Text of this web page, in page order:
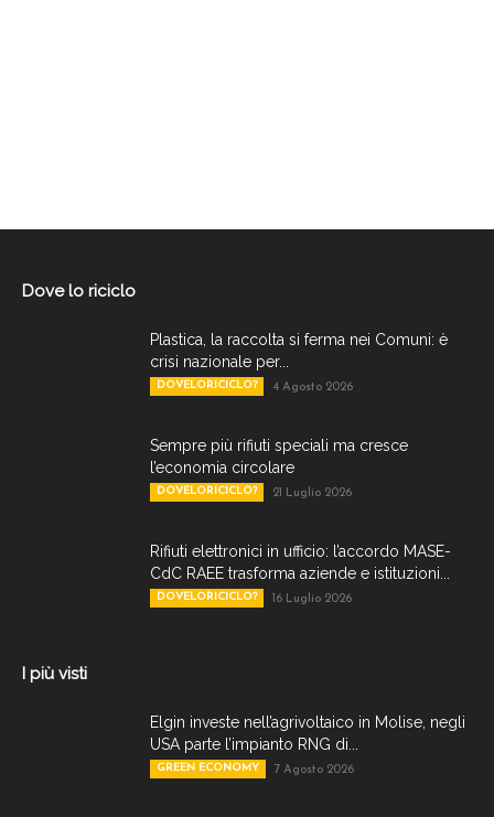
Dove lo riciclo
Plastica, la raccolta si ferma nei Comuni: è
crisi nazionale per...
DOVELORICICLO? 4 Agosto 2026
Sempre più rifiuti speciali ma cresce
l’economia circolare
DOVELORICICLO? 21 Luglio 2026
Rifiuti elettronici in ufficio: l’accordo MASE-
CdC RAEE trasforma aziende e istituzioni...
DOVELORICICLO? 16 Luglio 2026
I più visti
Elgin investe nell’agrivoltaico in Molise, negli
USA parte l’impianto RNG di...
GREEN ECONOMY 7 Agosto 2026